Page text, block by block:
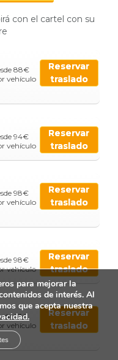
con el cartel con su
88€
vehículo
Reservar
traslado
94€
vehículo
Reservar
traslado
98€
vehículo
Reservar
traslado
98€
vehículo
Reservar
traslado
63€
vehículo
Reservar
traslado
para mejorar la
de interés. Al
que acepta nuestra